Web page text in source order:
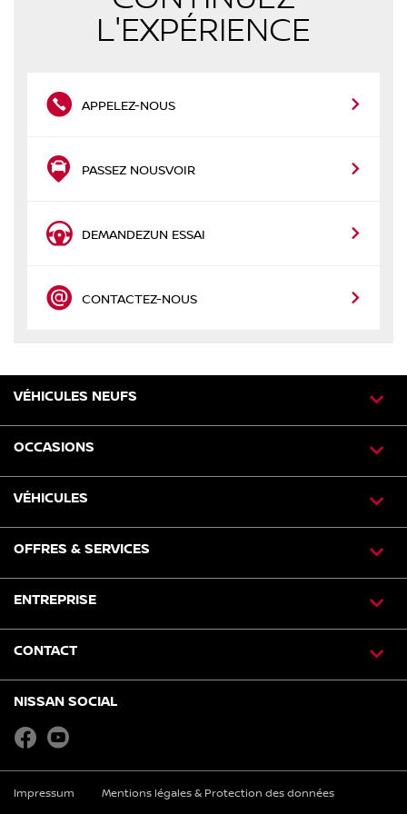
L'EXPÉRIENCE
APPELEZ-NOUS
PASSEZ NOUSVOIR
DEMANDEZUN ESSAI
CONTACTEZ-NOUS
VÉHICULES NEUFS
OCCASIONS
VÉHICULES
OFFRES & SERVICES
ENTREPRISE
CONTACT
NISSAN SOCIAL
Impressum Mentions légales & Protection des données